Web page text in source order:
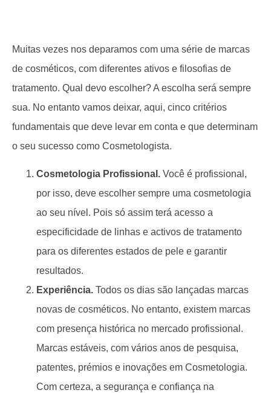
Muitas vezes nos deparamos com uma série de marcas
de cosméticos, com diferentes ativos e filosofias de
tratamento. Qual devo escolher? A escolha será sempre
sua. No entanto vamos deixar, aqui, cinco critérios
fundamentais que deve levar em conta e que determinam
o seu sucesso como Cosmetologista.
Cosmetologia Profissional. Você é profissional,
por isso, deve escolher sempre uma cosmetologia
ao seu nível. Pois só assim terá acesso a
especificidade de linhas e activos de tratamento
para os diferentes estados de pele e garantir
resultados.
Experiência. Todos os dias são lançadas marcas
novas de cosméticos. No entanto, existem marcas
com presença histórica no mercado profissional.
Marcas estáveis, com vários anos de pesquisa,
patentes, prémios e inovações em Cosmetologia.
Com certeza, a segurança e confiança na